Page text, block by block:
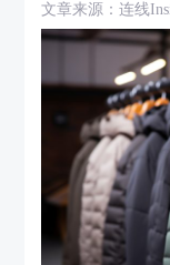
文章来源：连线